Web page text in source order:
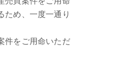
ため、一度一通り
件をご用命いただ